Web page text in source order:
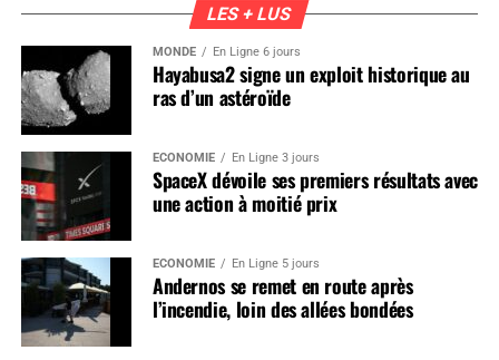
LES + LUS
MONDE En Ligne 6 jours
Hayabusa2 signe un exploit historique au
ras d’un astéroïde
ÉCONOMIE En Ligne 3 jours
SpaceX dévoile ses premiers résultats avec
une action à moitié prix
ÉCONOMIE En Ligne 5 jours
Andernos se remet en route après
l’incendie, loin des allées bondées